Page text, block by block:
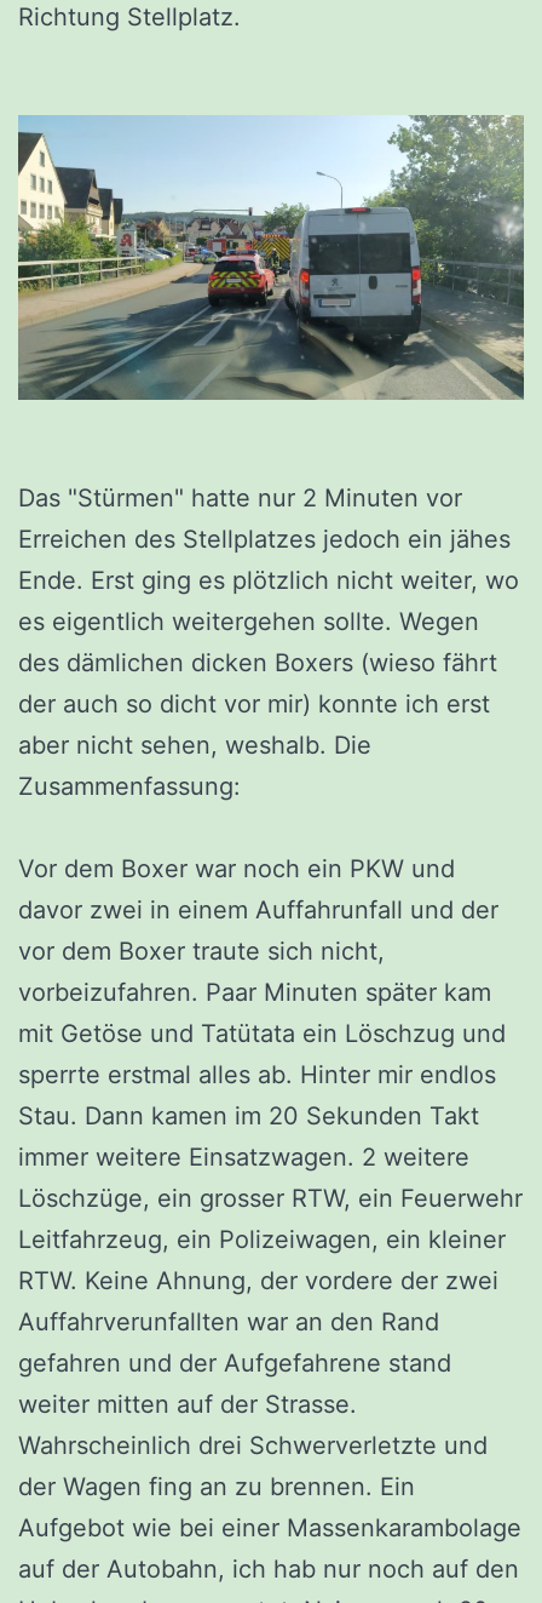
Richtung Stellplatz.
Das "Stürmen" hatte nur 2 Minuten vor
Erreichen des Stellplatzes jedoch ein jähes
Ende. Erst ging es plötzlich nicht weiter, wo
es eigentlich weitergehen sollte. Wegen
des dämlichen dicken Boxers (wieso fährt
der auch so dicht vor mir) konnte ich erst
aber nicht sehen, weshalb. Die
Zusammenfassung:
Vor dem Boxer war noch ein PKW und
davor zwei in einem Auffahrunfall und der
vor dem Boxer traute sich nicht,
vorbeizufahren. Paar Minuten später kam
mit Getöse und Tatütata ein Löschzug und
sperrte erstmal alles ab. Hinter mir endlos
Stau. Dann kamen im 20 Sekunden Takt
immer weitere Einsatzwagen. 2 weitere
Löschzüge, ein grosser RTW, ein Feuerwehr
Leitfahrzeug, ein Polizeiwagen, ein kleiner
RTW. Keine Ahnung, der vordere der zwei
Auffahrverunfallten war an den Rand
gefahren und der Aufgefahrene stand
weiter mitten auf der Strasse.
Wahrscheinlich drei Schwerverletzte und
der Wagen fing an zu brennen. Ein
Aufgebot wie bei einer Massenkarambolage
auf der Autobahn, ich hab nur noch auf den